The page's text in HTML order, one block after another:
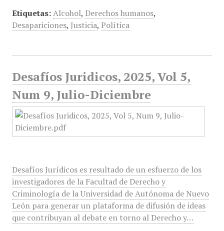
Etiquetas: Alcohol, Derechos humanos,
Desapariciones, Justicia, Política
Desafíos Juridicos, 2025, Vol 5,
Num 9, Julio-Diciembre
Desafíos Jurídicos es resultado de un esfuerzo de los
investigadores de la Facultad de Derecho y
Criminología de la Universidad de Autónoma de Nuevo
León para generar un plataforma de difusión de ideas
que contribuyan al debate en torno al Derecho y…